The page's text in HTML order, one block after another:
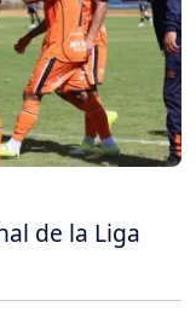
de la Liga